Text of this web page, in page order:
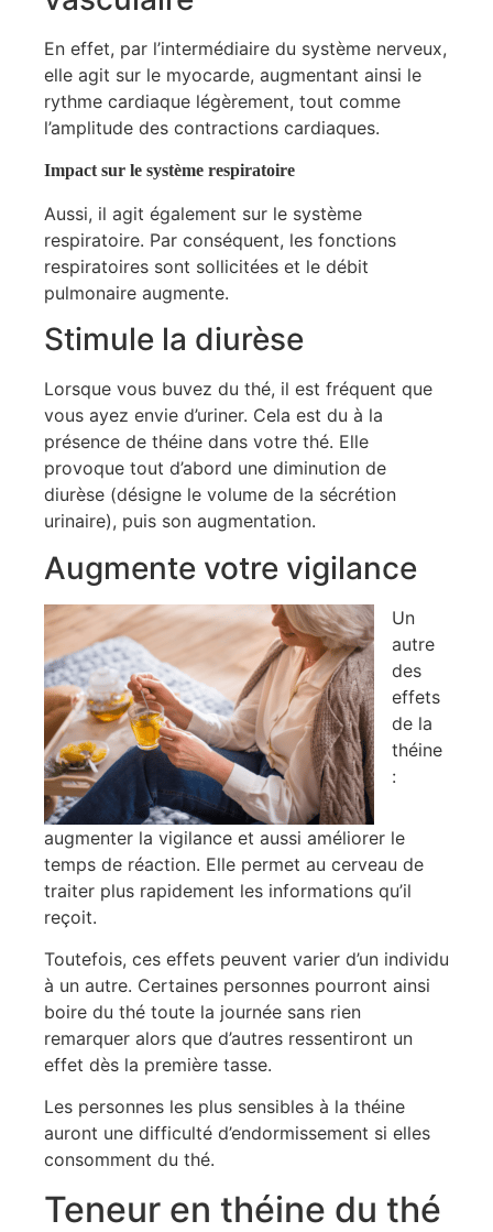
En effet, par l’intermédiaire du système nerveux,
elle agit sur le myocarde, augmentant ainsi le
rythme cardiaque légèrement, tout comme
l’amplitude des contractions cardiaques.
Impact sur le système respiratoire
Aussi, il agit également sur le système
respiratoire. Par conséquent, les fonctions
respiratoires sont sollicitées et le débit
pulmonaire augmente.
Stimule la diurèse
Lorsque vous buvez du thé, il est fréquent que
vous ayez envie d’uriner. Cela est du à la
présence de théine dans votre thé. Elle
provoque tout d’abord une diminution de
diurèse (désigne le volume de la sécrétion
urinaire), puis son augmentation.
Augmente votre vigilance
Un
autre
des
effets
de la
théine
:
augmenter la vigilance et aussi améliorer le
temps de réaction. Elle permet au cerveau de
traiter plus rapidement les informations qu’il
reçoit.
Toutefois, ces effets peuvent varier d’un individu
à un autre. Certaines personnes pourront ainsi
boire du thé toute la journée sans rien
remarquer alors que d’autres ressentiront un
effet dès la première tasse.
Les personnes les plus sensibles à la théine
auront une difficulté d’endormissement si elles
consomment du thé.
Teneur en théine du thé